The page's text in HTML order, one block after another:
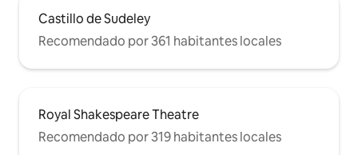
Castillo de Sudeley
Recomendado por 361 habitantes locales
Royal Shakespeare Theatre
Recomendado por 319 habitantes locales